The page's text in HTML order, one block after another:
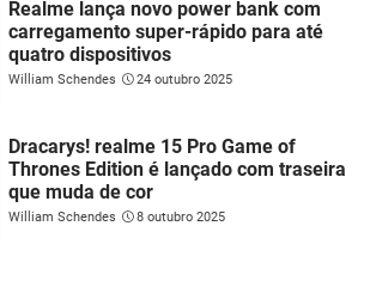
Realme lança novo power bank com
carregamento super-rápido para até
quatro dispositivos
William Schendes 24 outubro 2025
Dracarys! realme 15 Pro Game of
Thrones Edition é lançado com traseira
que muda de cor
William Schendes 8 outubro 2025